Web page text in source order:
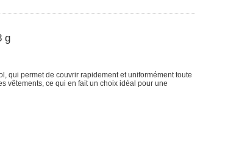
g
qui permet de couvrir rapidement et uniformément toute
vêtements, ce qui en fait un choix idéal pour une